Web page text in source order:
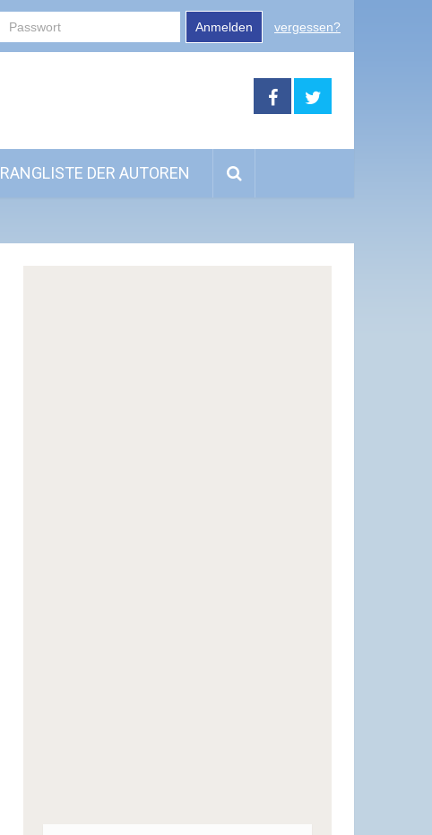
Anmelden vergessen?
RANGLISTE DER AUTOREN